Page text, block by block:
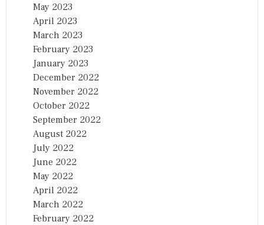
May 2023
April 2023
March 2023
February 2023
January 2023
December 2022
November 2022
October 2022
September 2022
August 2022
July 2022
June 2022
May 2022
April 2022
March 2022
February 2022